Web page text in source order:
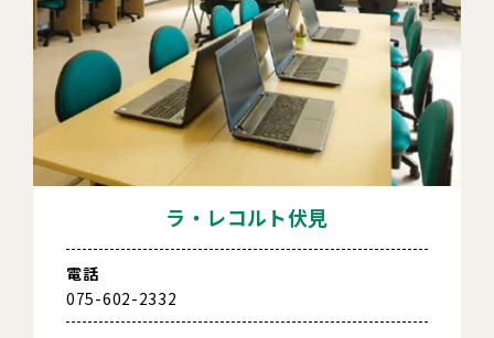
ラ・レコルト伏見
電話
075-602-2332